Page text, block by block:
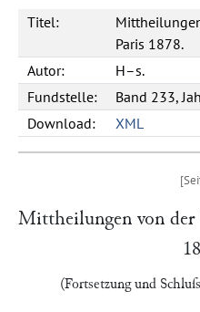
Titel:
Paris 1878.
Autor:
H–s.
Fundstelle:
Band 233,
Download:
XML
Mittheilungen von der
(Fortsetzung und